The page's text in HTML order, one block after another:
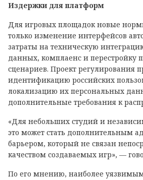
Издержки для платформ
Для игровых площадок новые
только изменение интерфейсов
затраты на техническую
данных, комплаенс и перестройку
сценариев. Проект регулирования
идентификацию российских
локализацию их персональных
дополнительные требования к
«Для небольших студий и
это может стать дополнительным
барьером, который не связан
качеством создаваемых игр», —
По его мнению, наиболее